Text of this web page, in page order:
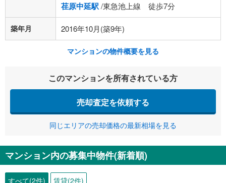
荏原中延駅/東急池上線 徒歩7分
築年月 2016年10月(築9年)
マンションの物件概要を見る
このマンションを所有されている方
売却査定を依頼する
同じエリアの売却価格の最新相場を見る
マンション内の募集中物件(新着順)
すべて(2件) 賃貸(2件)